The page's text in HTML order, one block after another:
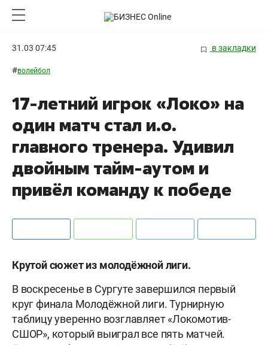
31.03 07:45 в закладки
#волейбол
17-летний игрок «Локо» на
один матч стал и.о.
главного тренера. Удивил
двойным тайм-аутом и
привёл команду к победе
Крутой сюжет из молодёжной лиги.
В воскресенье в Сургуте завершился первый
круг финала Молодёжной лиги. Турнирную
таблицу уверенно возглавляет «Локомотив-
СШОР», который выиграл все пять матчей.